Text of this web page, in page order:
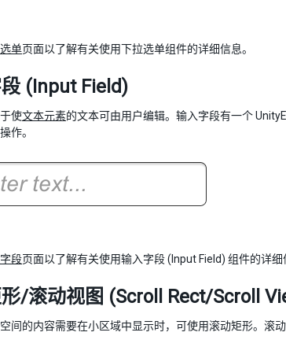
单页面以了解有关使用下拉选单组件的详细信息。
(Input Field)
使文本元素的文本可由用户编辑。输入字段有一个
作。
段页面以了解有关使用输入字段 (Input Field) 组件的详细
/滚动视图 (Scroll Rect/Scroll
间的内容需要在小区域中显示时，可使用滚动矩形。滚